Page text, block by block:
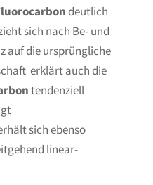
deutlich
sich nach Be- und
auf die ursprüngliche
erklärt auch die
tendenziell
sich ebenso
linear-